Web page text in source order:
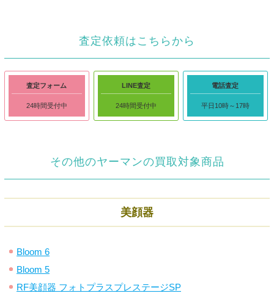
査定依頼はこちらから
査定フォーム
24時間受付中
LINE査定
24時間受付中
電話査定
平日10時～17時
その他のヤーマンの買取対象商品
美顔器
Bloom 6
Bloom 5
RF美顔器 フォトプラスプレステージSP